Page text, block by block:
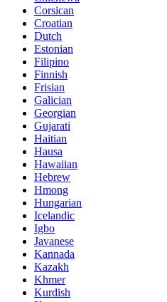
Corsican
Croatian
Dutch
Estonian
Filipino
Finnish
Frisian
Galician
Georgian
Gujarati
Haitian
Hausa
Hawaiian
Hebrew
Hmong
Hungarian
Icelandic
Igbo
Javanese
Kannada
Kazakh
Khmer
Kurdish